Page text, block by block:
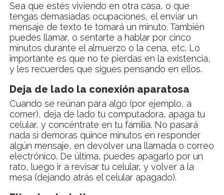
Sea que estés viviendo en otra casa, o que
tengas demasiadas ocupaciones, el enviar un
mensaje de texto te tomará un minuto. También
puedes llamar, o sentarte a hablar por cinco
minutos durante el almuerzo o la cena, etc. Lo
importante es que no te pierdas en la existencia,
y les recuerdes que sigues pensando en ellos.
Deja de lado la conexión aparatosa
Cuando se reúnan para algo (por ejemplo, a
comer), deja de lado tu computadora, apaga tu
celular, y concéntrate en tu familia. No pasará
nada si demoras quince minutos en responder
algún mensaje, en devolver una llamada o correo
electrónico. De última, puedes apagarlo por un
rato, luego ir a revisar tu celular, y volver a la
mesa (dejando atrás el celular apagado).